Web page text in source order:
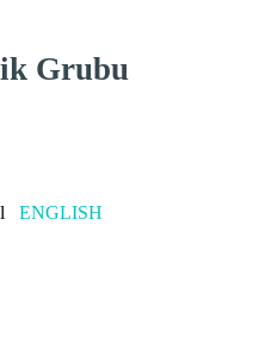
Grubu
ENGLISH